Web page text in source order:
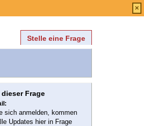
Stelle eine Frage
Frage
sich anmelden, kommen
Updates hier in Frage
×